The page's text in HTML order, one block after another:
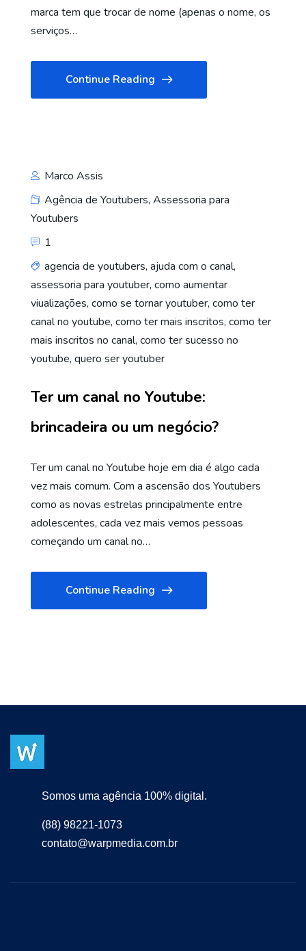
marca tem que trocar de nome (apenas o nome, os
serviços…
Continue Reading
Marco Assis
Agência de Youtubers, Assessoria para
Youtubers
1
agencia de youtubers, ajuda com o canal,
assessoria para youtuber, como aumentar
viualizações, como se tornar youtuber, como ter
canal no youtube, como ter mais inscritos, como ter
mais inscritos no canal, como ter sucesso no
youtube, quero ser youtuber
Ter um canal no Youtube:
brincadeira ou um negócio?
Ter um canal no Youtube hoje em dia é algo cada
vez mais comum. Com a ascensão dos Youtubers
como as novas estrelas principalmente entre
adolescentes, cada vez mais vemos pessoas
começando um canal no…
Continue Reading
Somos uma agência 100% digital.
(88) 98221-1073
contato@warpmedia.com.br